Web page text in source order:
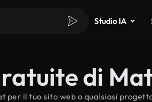
Studio IA
di
per il tuo sito web o qualsiasi